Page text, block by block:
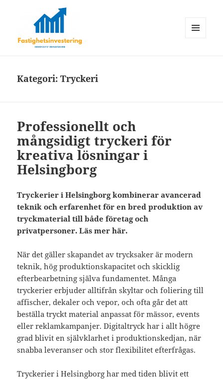
Kategori:Tryckeri
Professionellt och
mångsidigt tryckeri för
kreativa lösningar i
Helsingborg
Tryckerier i Helsingborg kombinerar avancerad
teknik och erfarenhet för en bred produktion av
tryckmaterial till både företag och
privatpersoner. Läs mer här.
När det gäller skapandet av trycksaker är modern
teknik, hög produktionskapacitet och skicklig
efterbearbetning själva fundamentet. Många
tryckerier erbjuder alltifrån skyltar och foliering till
affischer, dekaler och vepor, och ofta går det att
beställa tryckt material anpassat för mässor, events
eller reklamkampanjer. Digitaltryck har i allt högre
grad blivit en självklarhet i produktionskedjan, när
snabba leveranser och stor flexibilitet efterfrågas.
Tryckerier i Helsingborg har med tiden blivit ett